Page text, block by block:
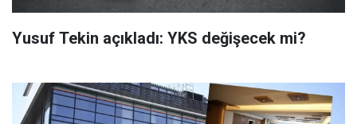
Yusuf Tekin açıkladı: YKS değişecek mi?